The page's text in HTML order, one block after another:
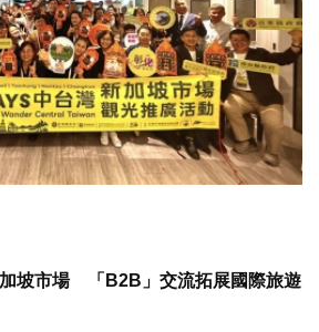
坡市場 「B2B」交流拓展國際旅遊